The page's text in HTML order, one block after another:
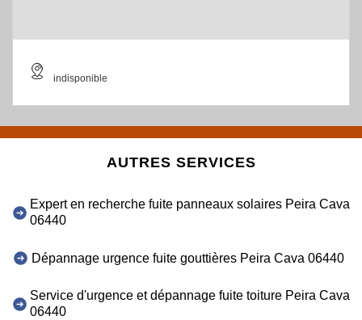
indisponible
AUTRES SERVICES
Expert en recherche fuite panneaux solaires Peira Cava
06440
Dépannage urgence fuite gouttières Peira Cava 06440
Service d'urgence et dépannage fuite toiture Peira Cava
06440